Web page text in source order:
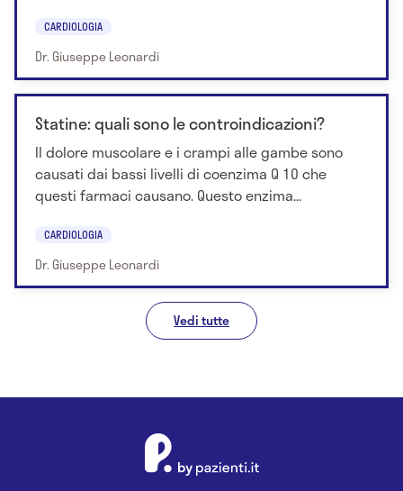
CARDIOLOGIA
Dr. Giuseppe Leonardi
Statine: quali sono le controindicazioni?
Il dolore muscolare e i crampi alle gambe sono
causati dai bassi livelli di coenzima Q 10 che
questi farmaci causano. Questo enzima...
CARDIOLOGIA
Dr. Giuseppe Leonardi
Vedi tutte